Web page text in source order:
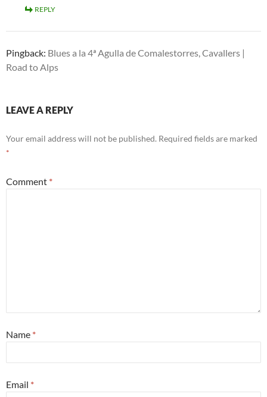
REPLY
Pingback: Blues a la 4ª Agulla de Comalestorres, Cavallers |
Road to Alps
LEAVE A REPLY
Your email address will not be published. Required fields are marked
*
Comment *
Name *
Email *